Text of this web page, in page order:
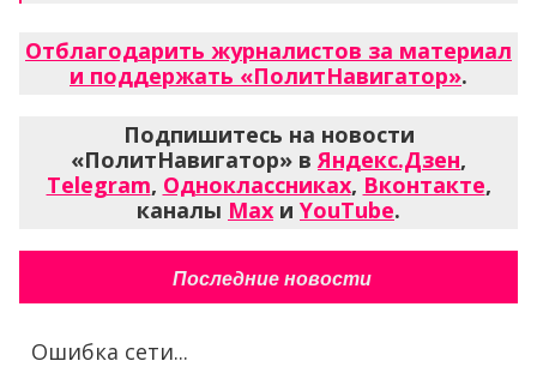
Отблагодарить журналистов за материал
и поддержать «ПолитНавигатор».
Подпишитесь на новости
«ПолитНавигатор» в Яндекс.Дзен,
Telegram, Одноклассниках, Вконтакте,
каналы Max и YouTube.
Последние новости
Ошибка сети...